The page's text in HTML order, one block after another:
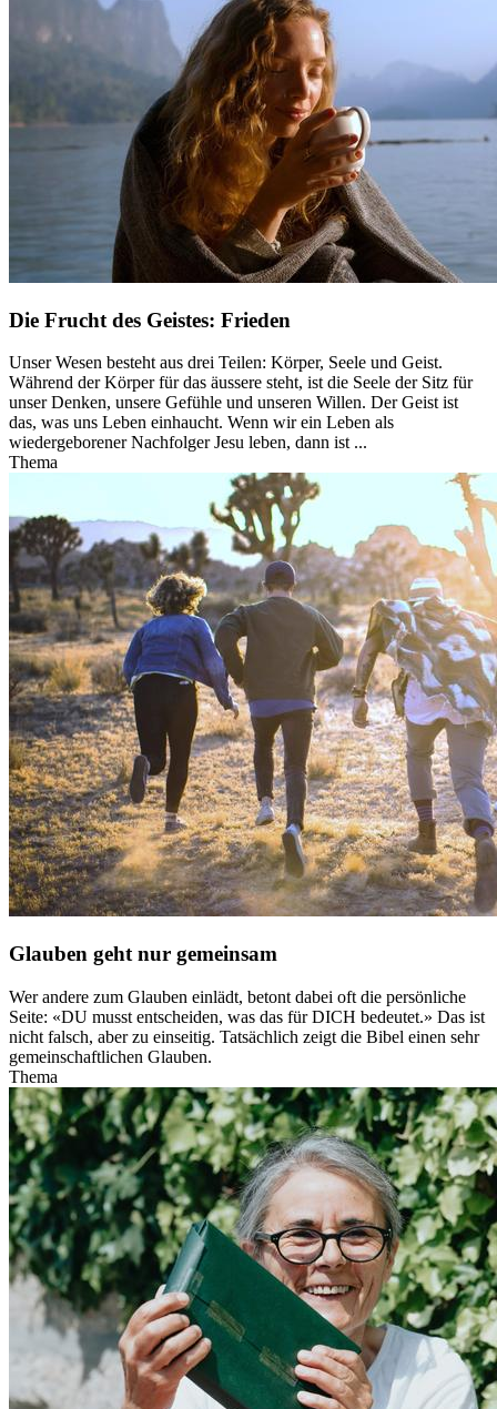
Die Frucht des Geistes: Frieden
Unser Wesen besteht aus drei Teilen: Körper, Seele und Geist.
Während der Körper für das äussere steht, ist die Seele der Sitz für
unser Denken, unsere Gefühle und unseren Willen. Der Geist ist
das, was uns Leben einhaucht. Wenn wir ein Leben als
wiedergeborener Nachfolger Jesu leben, dann ist ...
Thema
Glauben geht nur gemeinsam
Wer andere zum Glauben einlädt, betont dabei oft die persönliche
Seite: «DU musst entscheiden, was das für DICH bedeutet.» Das ist
nicht falsch, aber zu einseitig. Tatsächlich zeigt die Bibel einen sehr
gemeinschaftlichen Glauben.
Thema